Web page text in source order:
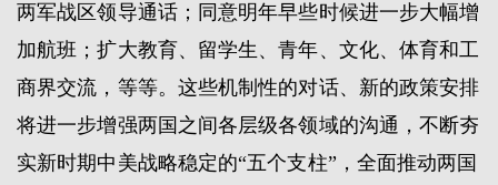
两军战区领导通话；同意明年早些时候进一步大幅增
加航班；扩大教育、留学生、青年、文化、体育和工
商界交流，等等。这些机制性的对话、新的政策安排
将进一步增强两国之间各层级各领域的沟通，不断夯
实新时期中美战略稳定的“五个支柱”，全面推动两国